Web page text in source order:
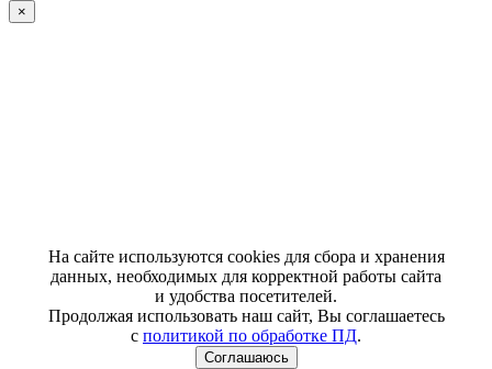
×
На сайте используются cookies для сбора и хранения
данных, необходимых для корректной работы сайта
и удобства посетителей.
Продолжая использовать наш сайт, Вы соглашаетесь
с политикой по обработке ПД.
Соглашаюсь